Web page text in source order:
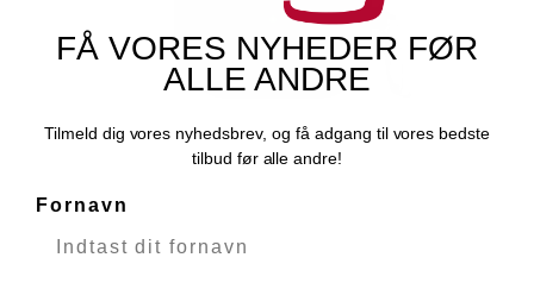
FÅ VORES NYHEDER FØR
ALLE ANDRE
Tilmeld dig vores nyhedsbrev, og få adgang til vores bedste
tilbud før alle andre!
Fornavn